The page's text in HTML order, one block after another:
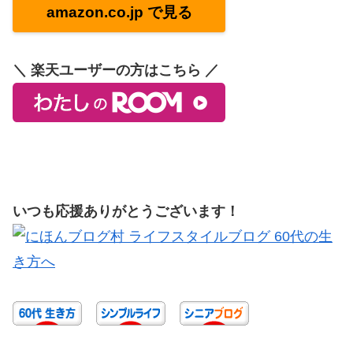
amazon.co.jp で見る
＼ 楽天ユーザーの方はこちら ／
いつも応援ありがとうございます！